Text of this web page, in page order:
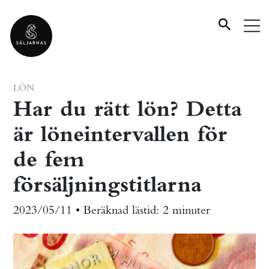
LÖN
Har du rätt lön? Detta
är löneintervallen för
de fem
försäljningstitlarna
2023/05/11 • Beräknad lästid: 2 minuter